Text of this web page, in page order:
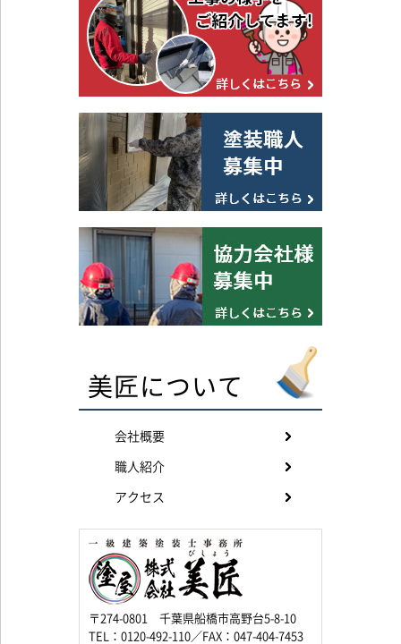
美匠について
会社概要
職人紹介
アクセス
〒274-0801 千葉県船橋市高野台5-8-10
TEL：0120-492-110／FAX：047-404-7453